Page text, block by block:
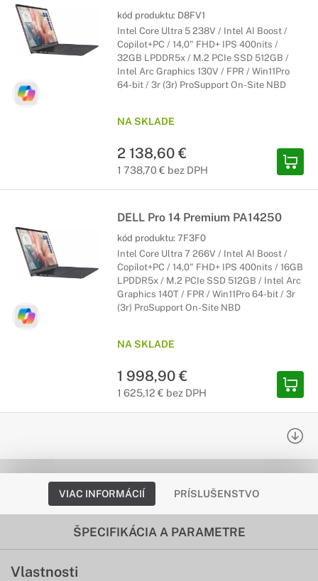
kód produktu: D8FV1
Intel Core Ultra 5 238V / Intel AI Boost /
Copilot+PC / 14,0" FHD+ IPS 400nits /
32GB LPDDR5x / M.2 PCIe SSD 512GB /
Intel Arc Graphics 130V / FPR / Win11Pro
64-bit / 3r (3r) ProSupport On-Site NBD
NA SKLADE
2 138,60 €
1 738,70 € bez DPH
DELL Pro 14 Premium PA14250
kód produktu: 7F3F0
Intel Core Ultra 7 266V / Intel AI Boost /
Copilot+PC / 14,0" FHD+ IPS 400nits / 16GB
LPDDR5x / M.2 PCIe SSD 512GB / Intel Arc
Graphics 140T / FPR / Win11Pro 64-bit / 3r
(3r) ProSupport On-Site NBD
NA SKLADE
1 998,90 €
1 625,12 € bez DPH
VIAC INFORMÁCIÍ PRÍSLUŠENSTVO
ŠPECIFIKÁCIA A PARAMETRE
Vlastnosti